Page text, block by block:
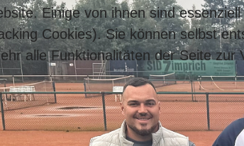
Einige von ihnen sind
Cookies). Sie können selbst
alle Funktionalitäten der Seite zur